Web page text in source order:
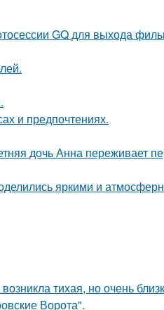
GQ для выхода
и предпочтениях.
дочь Анна переживает
яркими и
тихая, но очень
Ворота".